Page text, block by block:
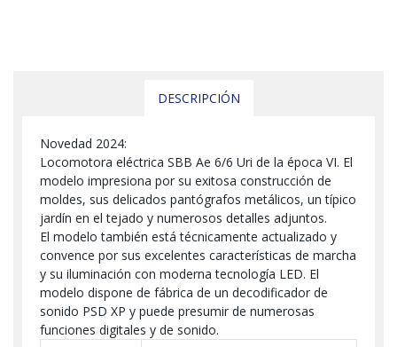
DESCRIPCIÓN
Novedad 2024:
Locomotora eléctrica SBB Ae 6/6 Uri de la época VI. El
modelo impresiona por su exitosa construcción de
moldes, sus delicados pantógrafos metálicos, un típico
jardín en el tejado y numerosos detalles adjuntos.
El modelo también está técnicamente actualizado y
convence por sus excelentes características de marcha
y su iluminación con moderna tecnología LED. El
modelo dispone de fábrica de un decodificador de
sonido PSD XP y puede presumir de numerosas
funciones digitales y de sonido.